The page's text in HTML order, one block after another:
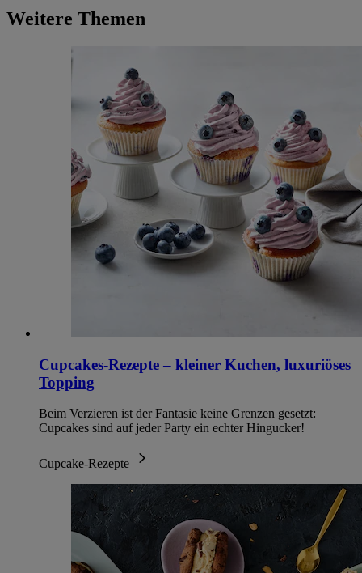
Weitere Themen
Cupcakes-Rezepte – kleiner Kuchen, luxuriöses
Topping
Beim Verzieren ist der Fantasie keine Grenzen gesetzt:
Cupcakes sind auf jeder Party ein echter Hingucker!
Cupcake-Rezepte